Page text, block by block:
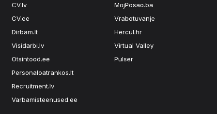
CV.lv
CV.ee
Dirbam.lt
Visidarbi.lv
Otsintood.ee
Personaloatrankos.lt
Recruitment.lv
Varbamisteenused.ee
MojPosao.ba
Vrabotuvanje
Hercul.hr
Virtual Valley
Pulser